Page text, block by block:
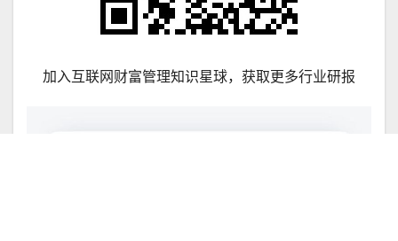
加入互联网财富管理知识星球，获取更多行业研报